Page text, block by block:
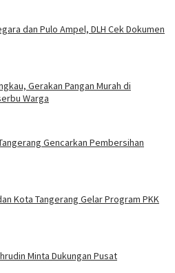
dan Pulo Ampel, DLH Cek Dokumen
Gerakan Pangan Murah di
Warga
Gencarkan Pembersihan
Kota Tangerang Gelar Program PKK
Minta Dukungan Pusat